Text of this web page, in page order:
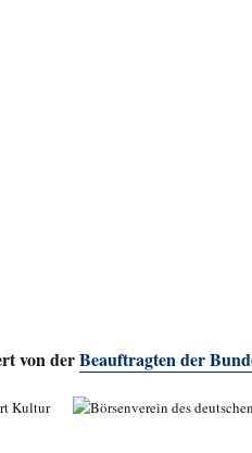
von derBeauftragten der